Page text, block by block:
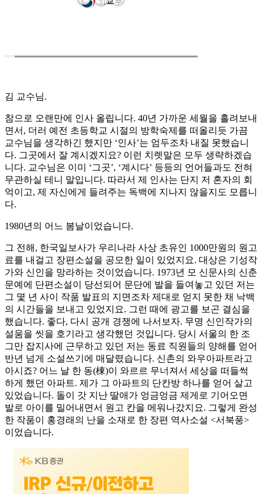
김 교수님.
참으로 오랜만에 인사 올립니다. 40년 가까운 세월을 흘려보내
면서, 더러 예전 초등학교 시절의 방학숙제를 떠올리듯 가끔
교수님을 생각하긴 했지만 ‘인사’는 엄두조차 내질 못했습니
다. 그곳에서 잘 계시겠지요? 이런 치렛말은 모두 생략하겠습
니다. 교수님은 이미 ‘그곳’, ‘계시다’ 등등의 언어들과도 전혀
무관하실 테니 말입니다. 따라서 제 인사는 단지 저 혼자의 회
억이고, 제 자신에게 들려주는 독백에 지나지 않을지도 모릅니
다.
1980년의 어느 봄날이었습니다.
그 전해, 한국일보사가 우리나라 사상 초유인 1000만원의 원고
료를 내걸고 장편소설을 공모한 일이 있었지요. 대상은 기성작
가와 신인을 망라하는 것이었습니다. 1973년 모 신문사의 신춘
문예에 단편소설이 당선되어 문단에 발을 들여놓고 있던 저는
그 몇 년 사이 작품 발표의 지면조차 제대로 얻지 못한 채 낙백
의 시간들을 보내고 있었지요. 그런 때에 광고를 보곤 결심을
했습니다. 좋다, 다시 공개 경쟁에 나서보자. 무명 신인작가의
설움을 씻을 호기라고 생각했던 것입니다. 당시 서울의 한 조
그만 잡지사에 근무하고 있던 저는 동료 직원들의 양해를 얻어
반년 넘게 소설쓰기에 매달렸습니다. 신촌의 와우아파트라고
아시죠? 어느 날 한 동(棟)이 와르르 무너져서 세상을 떠들썩
하게 했던 아파트. 제가 그 아파트의 단칸방 하나를 얻어 살고
있었습니다. 돌이 갓 지난 딸애가 엉금엉금 제게로 기어오면
발로 아이를 밀어내면서 원고 칸을 메워나갔지요. 그렇게 완성
한 작품이 홍경래의 난을 소재로 한 장편 역사소설 <서북풍>
이었습니다.